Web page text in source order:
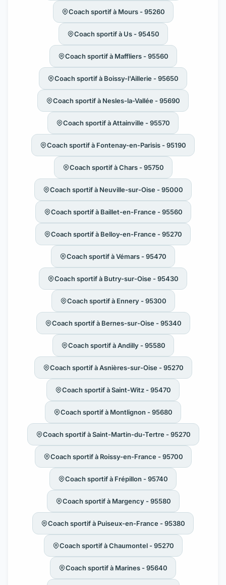
Coach sportif à Mours - 95260
Coach sportif à Us - 95450
Coach sportif à Maffliers - 95560
Coach sportif à Boissy-l'Aillerie - 95650
Coach sportif à Nesles-la-Vallée - 95690
Coach sportif à Attainville - 95570
Coach sportif à Fontenay-en-Parisis - 95190
Coach sportif à Chars - 95750
Coach sportif à Neuville-sur-Oise - 95000
Coach sportif à Baillet-en-France - 95560
Coach sportif à Belloy-en-France - 95270
Coach sportif à Vémars - 95470
Coach sportif à Butry-sur-Oise - 95430
Coach sportif à Ennery - 95300
Coach sportif à Bernes-sur-Oise - 95340
Coach sportif à Andilly - 95580
Coach sportif à Asnières-sur-Oise - 95270
Coach sportif à Saint-Witz - 95470
Coach sportif à Montlignon - 95680
Coach sportif à Saint-Martin-du-Tertre - 95270
Coach sportif à Roissy-en-France - 95700
Coach sportif à Frépillon - 95740
Coach sportif à Margency - 95580
Coach sportif à Puiseux-en-France - 95380
Coach sportif à Chaumontel - 95270
Coach sportif à Marines - 95640